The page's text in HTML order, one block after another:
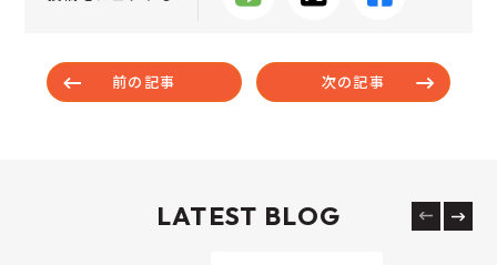
前の記事 次の記事
LATEST BLOG